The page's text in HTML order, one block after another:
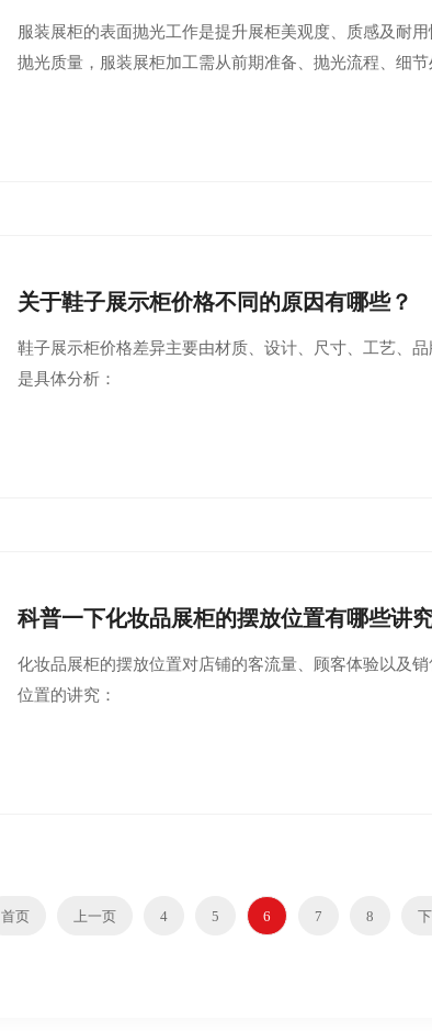
服装展柜的表面抛光工作是提升展柜美观度、质感及耐
抛光质量，服装展柜加工需从前期准备、抛光流程、细
关于鞋子展示柜价格不同的原因有哪些？
鞋子展示柜价格差异主要由材质、设计、尺寸、工艺、
是具体分析：
科普一下化妆品展柜的摆放位置有哪些讲
化妆品展柜的摆放位置对店铺的客流量、顾客体验以及
位置的讲究：
首页 上一页 4 5 6 7 8